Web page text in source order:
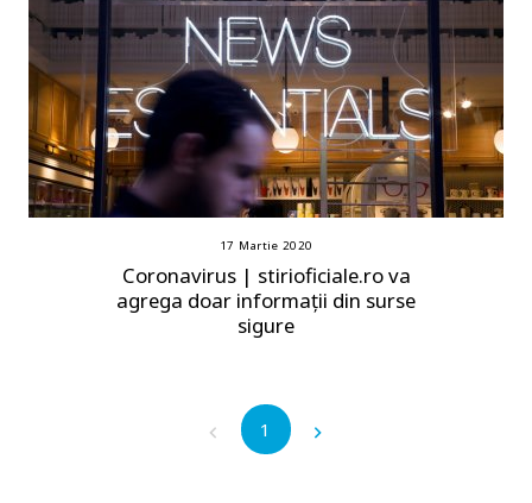
17 Martie 2020
Coronavirus | stirioficiale.ro va
agrega doar informații din surse
sigure
1